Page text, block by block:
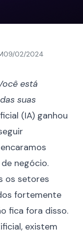
09/02/2024
está
suas
(IA) ganhou
negócio.
os setores
fortemente
fica fora disso.
existem